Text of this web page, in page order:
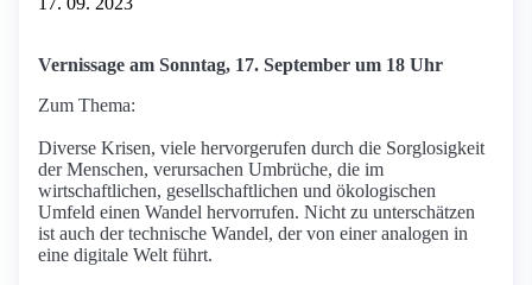
Vernissage am Sonntag, 17. September um 18 Uhr
Zum Thema:
Diverse Krisen, viele hervorgerufen durch die Sorglosigkeit
der Menschen, verursachen Umbrüche, die im
wirtschaftlichen, gesellschaftlichen und ökologischen
Umfeld einen Wandel hervorrufen. Nicht zu unterschätzen
ist auch der technische Wandel, der von einer analogen in
eine digitale Welt führt.